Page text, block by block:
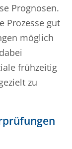
Prognosen.
Prozesse gut
möglich
frühzeitig
zu